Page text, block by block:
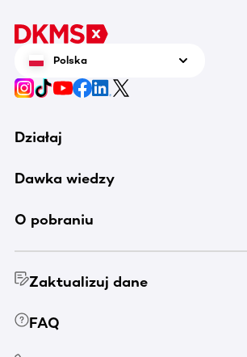
Polska
Działaj
Dawka wiedzy
O pobraniu
Zaktualizuj dane
FAQ